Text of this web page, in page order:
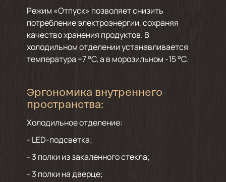
Режим «Отпуск» позволяет снизить
потребление электроэнергии, сохраняя
качество хранения продуктов. В
холодильном отделении устанавливается
температура +7 °C, а в морозильном -15 °C.
Эргономика внутреннего
пространства:
Холодильное отделение:
- LED-подсветка;
- 3 полки из закаленного стекла;
- 3 полки на дверце;